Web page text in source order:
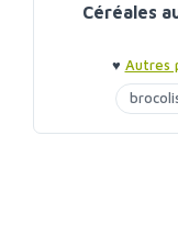
Céréales
♥ Autres